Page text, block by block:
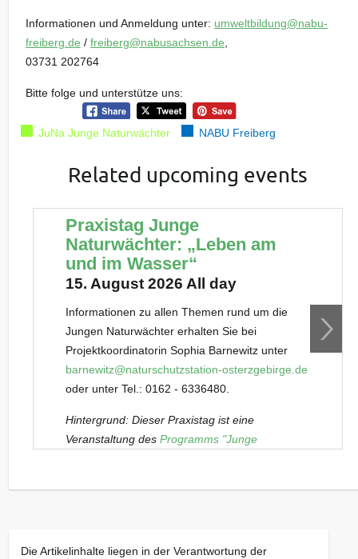
Informationen und Anmeldung unter: umweltbildung@nabu-
freiberg.de / freiberg@nabusachsen.de,
03731 202764
Bitte folge und unterstütze uns:
JuNa Junge Naturwächter NABU Freiberg
Related upcoming events
Praxistag Junge
Naturwächter: „Leben am
und im Wasser“
15. August 2026 All day
Informationen zu allen Themen rund um die
Jungen Naturwächter erhalten Sie bei
Projektkoordinatorin Sophia Barnewitz unter
barnewitz@naturschutzstation-osterzgebirge.de
oder unter Tel.: 0162 - 6336480.
Hintergrund: Dieser Praxistag ist eine
Veranstaltung desProgramms "Junge
festen Gruppen besucht. Sobald Plätze in
Die Artikelinhalte liegen in der Verantwortung der